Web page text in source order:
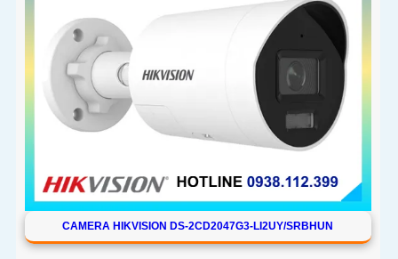
CAMERA HIKVISION DS-2CD2047G3-LI2UY/SRBHUN